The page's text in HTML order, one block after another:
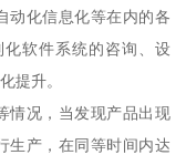
动化信息化等在内的各
软件系统的咨询、设
提升。
情况，当发现产品出现
生产，在同等时间内达